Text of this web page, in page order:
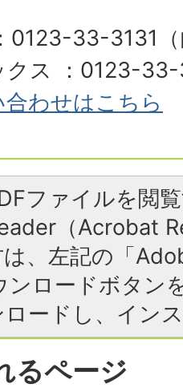
0123-33-3131（
クス ：0123-
合わせはこちら
ファイルを閲
（Acrobat
、左記の「
ンロードボタン
ードし、イン
るページ